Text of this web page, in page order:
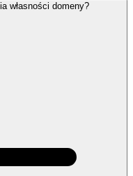
własności domeny?